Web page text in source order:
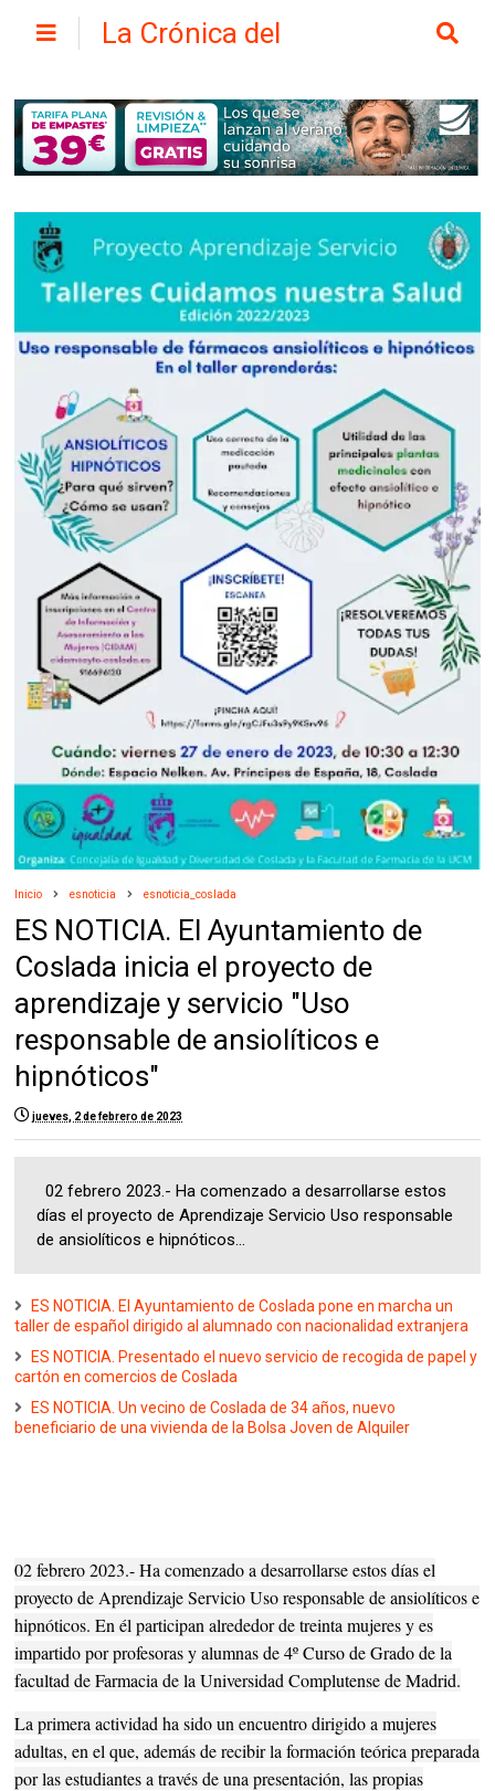
La Crónica del
Inicio esnoticia esnoticia_coslada
ES NOTICIA. El Ayuntamiento de
Coslada inicia el proyecto de
aprendizaje y servicio "Uso
responsable de ansiolíticos e
hipnóticos"
jueves, 2 de febrero de 2023
02 febrero 2023.- Ha comenzado a desarrollarse estos
días el proyecto de Aprendizaje Servicio Uso responsable
de ansiolíticos e hipnóticos...
ES NOTICIA. El Ayuntamiento de Coslada pone en marcha un
taller de español dirigido al alumnado con nacionalidad extranjera
ES NOTICIA. Presentado el nuevo servicio de recogida de papel y
cartón en comercios de Coslada
ES NOTICIA. Un vecino de Coslada de 34 años, nuevo
beneficiario de una vivienda de la Bolsa Joven de Alquiler
02 febrero 2023.- Ha comenzado a desarrollarse estos días el
proyecto de Aprendizaje Servicio Uso responsable de ansiolíticos e
hipnóticos. En él participan alrededor de treinta mujeres y es
impartido por profesoras y alumnas de 4º Curso de Grado de la
facultad de Farmacia de la Universidad Complutense de Madrid.
La primera actividad ha sido un encuentro dirigido a mujeres
adultas, en el que, además de recibir la formación teórica preparada
por las estudiantes a través de una presentación, las propias